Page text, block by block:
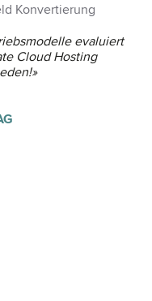
Konvertierung
evaluiert
Cloud Hosting